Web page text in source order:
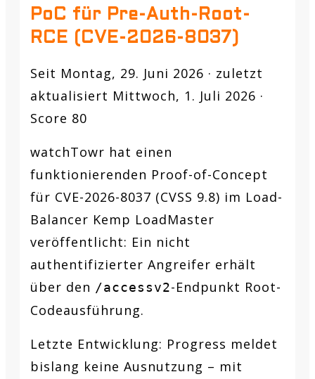
PoC für Pre-Auth-Root-
RCE (CVE-2026-8037)
Seit Montag, 29. Juni 2026 · zuletzt
aktualisiert Mittwoch, 1. Juli 2026 ·
Score 80
watchTowr hat einen
funktionierenden Proof-of-Concept
für CVE-2026-8037 (CVSS 9.8) im Load-
Balancer Kemp LoadMaster
veröffentlicht: Ein nicht
authentifizierter Angreifer erhält
über den /accessv2-Endpunkt Root-
Codeausführung.
Letzte Entwicklung: Progress meldet
bislang keine Ausnutzung – mit